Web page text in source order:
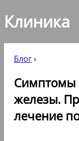
Клиника
Блог›
Симптомы
железы.
лечение